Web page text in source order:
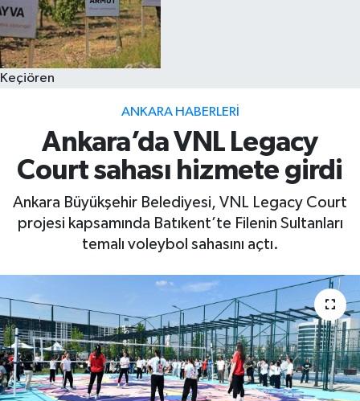
Keçiören
ANKARA HABERLERI
Ankara’da VNL Legacy
Court sahası hizmete girdi
Ankara Büyükşehir Belediyesi, VNL Legacy Court
projesi kapsamında Batıkent’te Filenin Sultanları
temalı voleybol sahasını açtı.